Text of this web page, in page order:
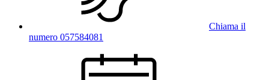
Chiama il
numero 057584081